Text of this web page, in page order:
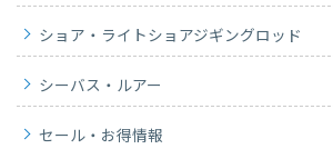
ショア・ライトショアジギングロッド
シーバス・ルアー
セール・お得情報